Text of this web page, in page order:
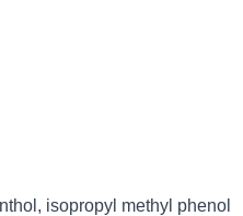
isopropyl methyl phenol